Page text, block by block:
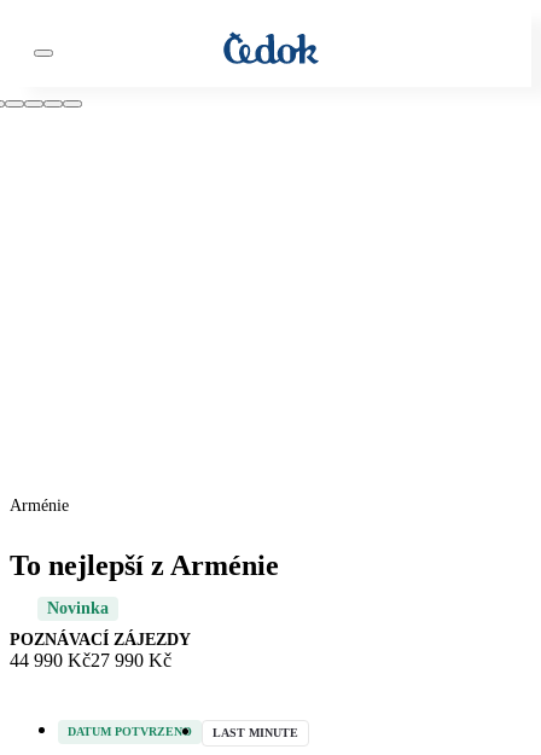
Arménie
To nejlepší z Arménie
Novinka
POZNÁVACÍ ZÁJEZDY
44 990 Kč27 990 Kč
DATUM POTVRZENO LAST MINUTE